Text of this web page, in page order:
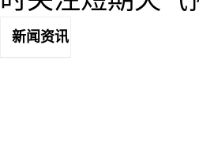
新闻资讯